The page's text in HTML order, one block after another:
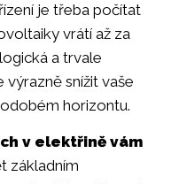
je třeba počítat
vrátí až za
a trvale
snížit vaše
horizontu.
v elektřině vám
základním